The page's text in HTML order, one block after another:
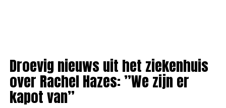
Droevig nieuws uit het ziekenhuis
over Rachel Hazes: ”We zijn er
kapot van”